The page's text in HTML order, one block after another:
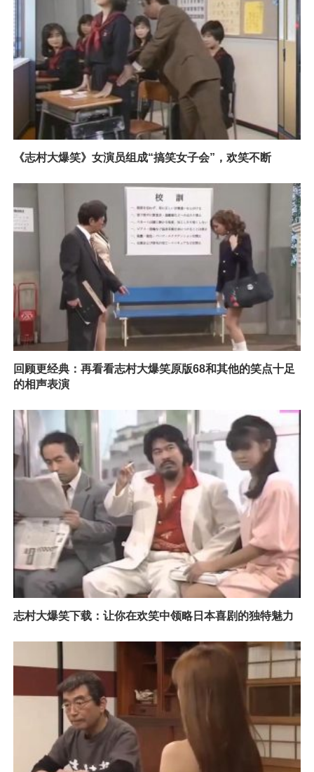
《志村大爆笑》女演员组成“搞笑女子会”，欢笑不断
回顾更经典：再看看志村大爆笑原版68和其他的笑点十足
的相声表演
志村大爆笑下载：让你在欢笑中领略日本喜剧的独特魅力